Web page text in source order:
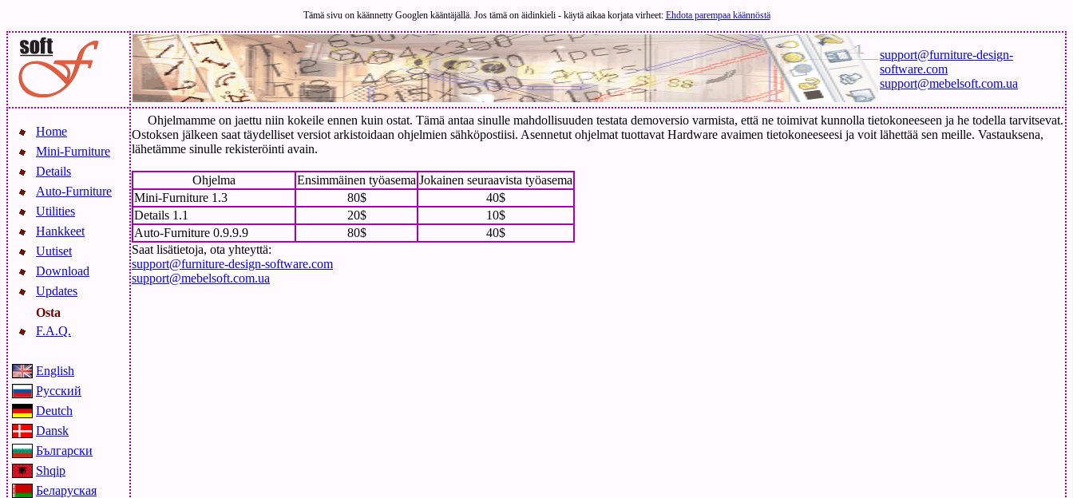
Tämä sivu on käännetty Googlen kääntäjällä. Jos tämä on äidinkieli - käytä aikaa korjata virheet: Ehdota parempaa käännöstä
support@furniture-design-
software.com
support@mebelsoft.com.ua
Home
Mini-Furniture
Details
Auto-Furniture
Utilities
Hankkeet
Uutiset
Download
Updates
Osta
F.A.Q.
English
Русский
Deutch
Dansk
Български
Shqip
Беларуская
Ohjelmamme on jaettu niin kokeile ennen kuin ostat. Tämä antaa sinulle mahdollisuuden testata demoversio varmista, että ne toimivat kunnolla tietokoneeseen ja he todella tarvitsevat.
Ostoksen jälkeen saat täydelliset versiot arkistoidaan ohjelmien sähköpostiisi. Asennetut ohjelmat tuottavat Hardware avaimen tietokoneeseesi ja voit lähettää sen meille. Vastauksena,
lähetämme sinulle rekisteröinti avain.
Ohjelma Ensimmäinen työasema Jokainen seuraavista työasema
Mini-Furniture 1.3
80$
40$
Details 1.1
20$
10$
Auto-Furniture 0.9.9.9
80$
40$
Saat lisätietoja, ota yhteyttä:
support@furniture-design-software.com
support@mebelsoft.com.ua